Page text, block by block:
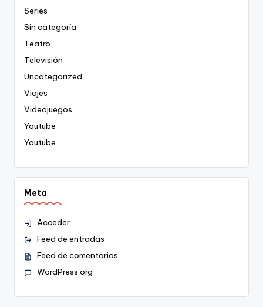
Series
Sin categoría
Teatro
Televisión
Uncategorized
Viajes
Videojuegos
Youtube
Youtube
Meta
Acceder
Feed de entradas
Feed de comentarios
WordPress.org